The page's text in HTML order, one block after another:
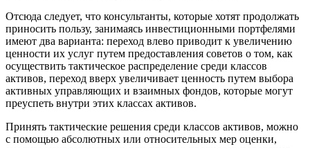
Отсюда следует, что консультанты, которые хотят продолжать
приносить пользу, занимаясь инвестиционными портфелями
имеют два варианта: переход влево приводит к увеличению
ценности их услуг путем предоставления советов о том, как
осуществить тактическое распределение среди классов
активов, переход вверх увеличивает ценность путем выбора
активных управляющих и взаимных фондов, которые могут
преуспеть внутри этих классах активов.
Принять тактические решения среди классов активов, можно
с помощью абсолютных или относительных мер оценки,